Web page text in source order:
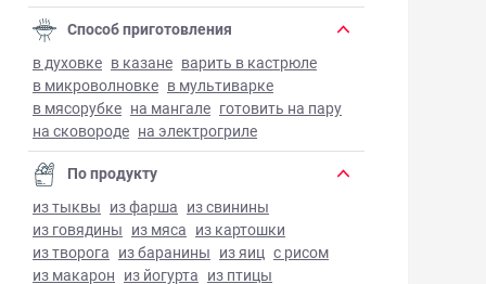
Способ приготовления
в духовке в казане варить в кастрюле
в микроволновке в мультиварке
в мясорубке на мангале готовить на пару
на сковороде на электрогриле
По продукту
из тыквы из фарша из свинины
из говядины из мяса из картошки
из творога из баранины из яиц с рисом
из макарон из йогурта из птицы